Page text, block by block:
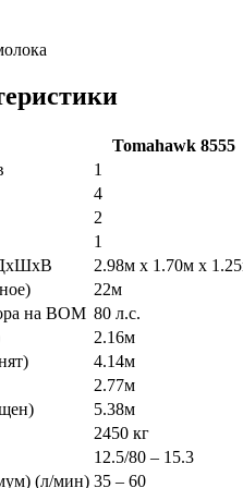
Tomahawk 8555
1
4
2
1
ДхШxВ
2.98м х 1.70м x
22м
на ВОМ 80 л.с.
2.16м
4.14м
2.77м
5.38м
2450 кг
12.5/80 – 15.3
(л/мин) 35 – 60